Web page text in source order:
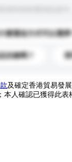
麼運送方式可以選擇
目錄嗎？
及確定香港貿易發
本人確認已獲得此表